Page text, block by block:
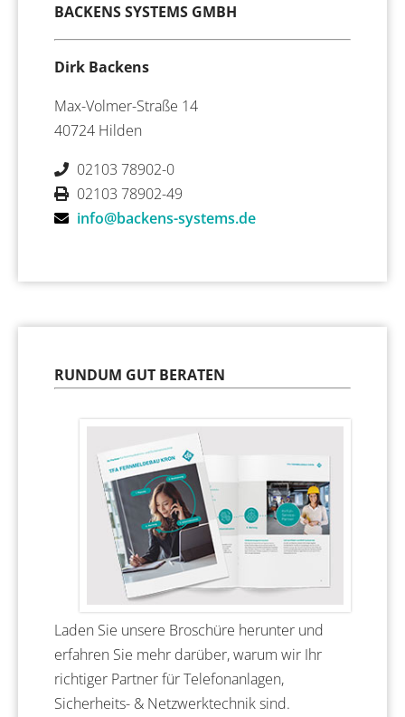
BACKENS SYSTEMS GMBH
Dirk Backens
Max-Volmer-Straße 14
40724 Hilden
02103 78902-0
02103 78902-49
info@backens-systems.de
RUNDUM GUT BERATEN
Laden Sie unsere Broschüre herunter und
erfahren Sie mehr darüber, warum wir Ihr
richtiger Partner für Telefonanlagen,
Sicherheits- & Netzwerktechnik sind.